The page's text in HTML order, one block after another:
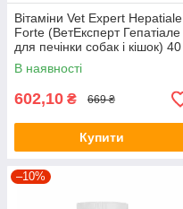
Вітаміни Vet Expert Hepatiale
Forte (ВетЕксперт Гепатіале
для печінки собак і кішок) 40
табл.
В наявності
602,10 ₴ 669 ₴
Купити
–10%